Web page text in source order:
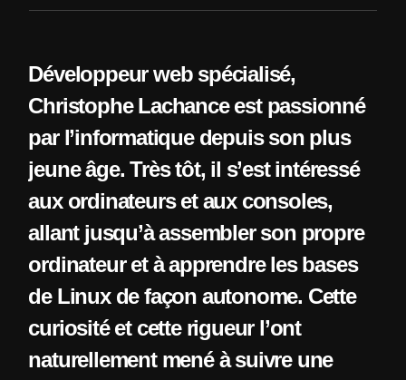
Développeur web spécialisé,
Christophe Lachance est passionné
par l’informatique depuis son plus
jeune âge. Très tôt, il s’est intéressé
aux ordinateurs et aux consoles,
allant jusqu’à assembler son propre
ordinateur et à apprendre les bases
de Linux de façon autonome. Cette
curiosité et cette rigueur l’ont
naturellement mené à suivre une